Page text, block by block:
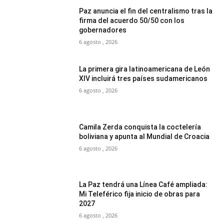
Paz anuncia el fin del centralismo tras la
firma del acuerdo 50/50 con los
gobernadores
6 agosto , 2026
La primera gira latinoamericana de León
XIV incluirá tres países sudamericanos
6 agosto , 2026
Camila Zerda conquista la coctelería
boliviana y apunta al Mundial de Croacia
6 agosto , 2026
La Paz tendrá una Línea Café ampliada:
Mi Teleférico fija inicio de obras para
2027
6 agosto , 2026